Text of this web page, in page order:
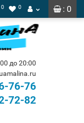
: 0
0 0
до 20:00
76-76
72-82